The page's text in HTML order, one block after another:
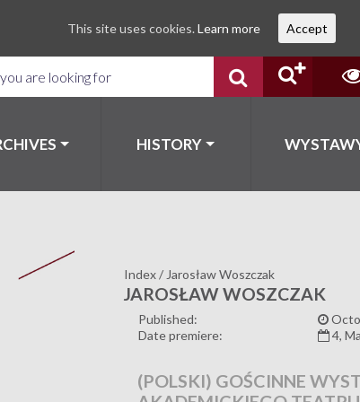
HISTORY
Index/ Jarosław Woszczak
JAROSŁAW WOSZCZAK
Published:
Date premiere:
4,
(POLSKI) GOŚCINNE
This site uses cookies. Learn more Accept